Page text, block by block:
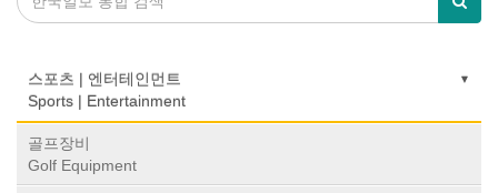
스포츠 | 엔터테인먼트
Sports | Entertainment
골프장비
Golf Equipment